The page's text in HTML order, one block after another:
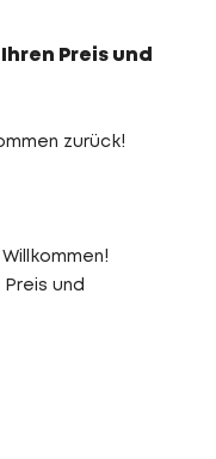
Preis und
zurück!
Preis und